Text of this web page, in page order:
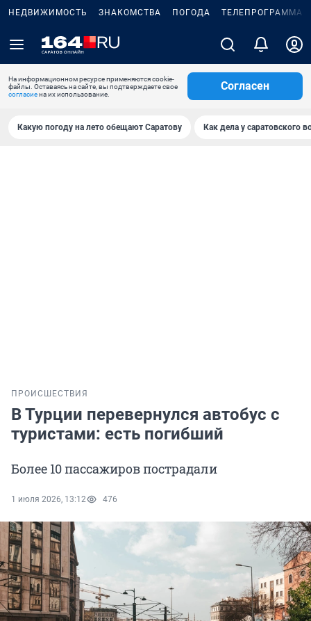
НЕДВИЖИМОСТЬ ЗНАКОМСТВА ПОГОДА ТЕЛЕПРОГРАММА
На информационном ресурсе применяются cookie-
файлы. Оставаясь на сайте, вы подтверждаете свое
согласиена их использование.
Согласен
Какую погоду на лето обещают Саратову Как дела у саратовского
ПРОИСШЕСТВИЯ
В Турции перевернулся автобус с
туристами: есть погибший
Более 10 пассажиров пострадали
1 июля 2026, 13:12 476